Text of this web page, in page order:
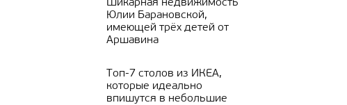
Шикарная недвижимость
Юлии Барановской,
имеющей трёх детей от
Аршавина
Топ-7 столов из ИКЕА,
которые идеально
впишутся в небольшие